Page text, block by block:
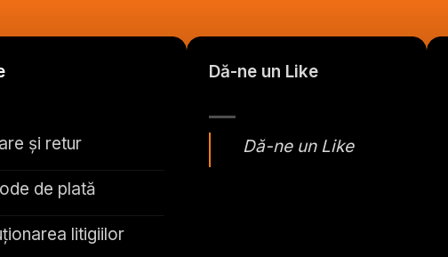
și retur
de plată
litigiilor
Dă-ne un Like
Dă-ne un Like